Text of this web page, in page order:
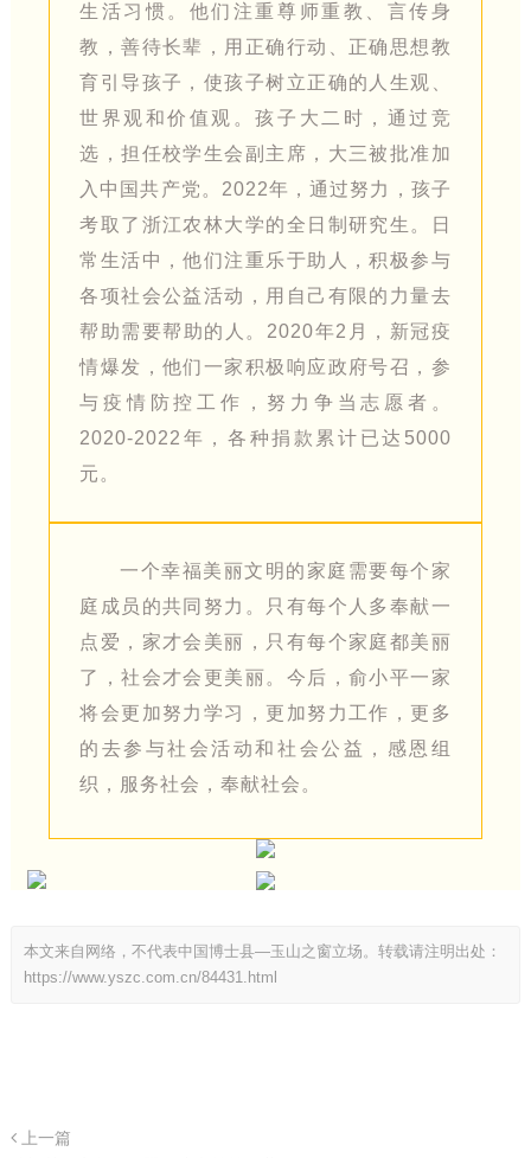
生活习惯。他们注重尊师重教、言传身
教，善待长辈，用正确行动、正确思想教
育引导孩子，使孩子树立正确的人生观、
世界观和价值观。孩子大二时，通过竞
选，担任校学生会副主席，大三被批准加
入中国共产党。2022年，通过努力，孩子
考取了浙江农林大学的全日制研究生。日
常生活中，他们注重乐于助人，积极参与
各项社会公益活动，用自己有限的力量去
帮助需要帮助的人。2020年2月，新冠疫
情爆发，他们一家积极响应政府号召，参
与疫情防控工作，努力争当志愿者。
2020-2022年，各种捐款累计已达5000
元。
一个幸福美丽文明的家庭需要每个家
庭成员的共同努力。只有每个人多奉献一
点爱，家才会美丽，只有每个家庭都美丽
了，社会才会更美丽。今后，俞小平一家
将会更加努力学习，更加努力工作，更多
的去参与社会活动和社会公益，感恩组
织，服务社会，奉献社会。
本文来自网络，不代表中国博士县—玉山之窗立场。转载请注明出处：
https://www.yszc.com.cn/84431.html
上一篇